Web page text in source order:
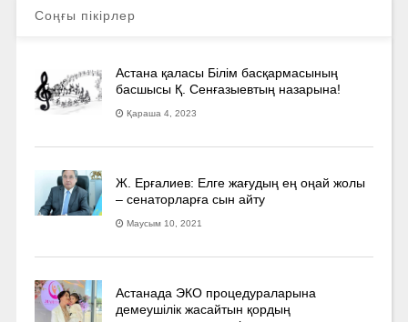
Соңғы пікірлер
Астана қаласы Білім басқармасының
басшысы Қ. Сенғазыевтың назарына!
Қараша 4, 2023
Ж. Ерғалиев: Елге жағудың ең оңай жолы
– сенаторларға сын айту
Маусым 10, 2021
Астанада ЭКО процедураларына
демеушілік жасайтын қордың